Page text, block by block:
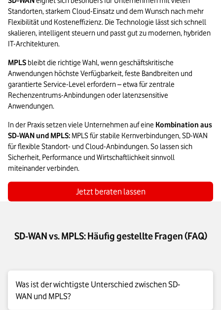
Standorten, starkem Cloud-Einsatz und dem Wunsch nach mehr
Flexibilität und Kosteneffizienz. Die Technologie lässt sich schnell
skalieren, intelligent steuern und passt gut zu modernen, hybriden
IT-Architekturen.
MPLS bleibt die richtige Wahl, wenn geschäftskritische
Anwendungen höchste Verfügbarkeit, feste Bandbreiten und
garantierte Service-Level erfordern – etwa für zentrale
Rechenzentrums-Anbindungen oder latenzsensitive
Anwendungen.
In der Praxis setzen viele Unternehmen auf eine Kombination aus
SD-WAN und MPLS: MPLS für stabile Kernverbindungen, SD-WAN
für flexible Standort- und Cloud-Anbindungen. So lassen sich
Sicherheit, Performance und Wirtschaftlichkeit sinnvoll
miteinander verbinden.
Jetzt beraten lassen
SD-WAN vs. MPLS: Häufig gestellte Fragen (FAQ)
Was ist der wichtigste Unterschied zwischen SD-
WAN und MPLS?